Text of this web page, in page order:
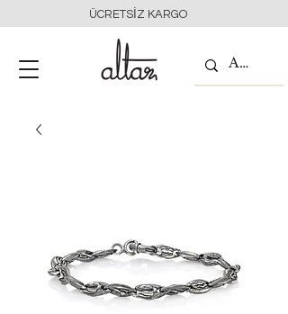
ÜCRETSİZ KARGO